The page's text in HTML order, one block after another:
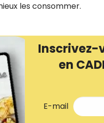
les consommer.
Inscrivez-
en
E-mail